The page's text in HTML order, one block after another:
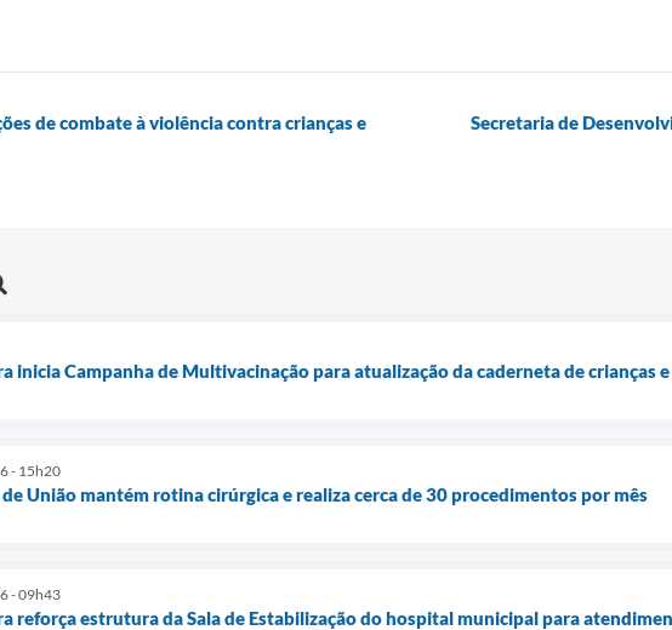
de combate à violência contra crianças e
Secretaria de
inicia Campanha de Multivacinação para atualização da caderneta de crianças
- 15h20
União mantém rotina cirúrgica e realiza cerca de 30 procedimentos por mês
- 09h43
reforça estrutura da Sala de Estabilização do hospital municipal para